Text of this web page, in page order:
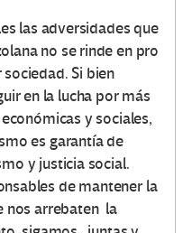
las adversidades que
no se rinde en pro
Si bien
en la lucha por más
y sociales,
es garantía de
y justicia social.
de mantener la
nos arrebaten la